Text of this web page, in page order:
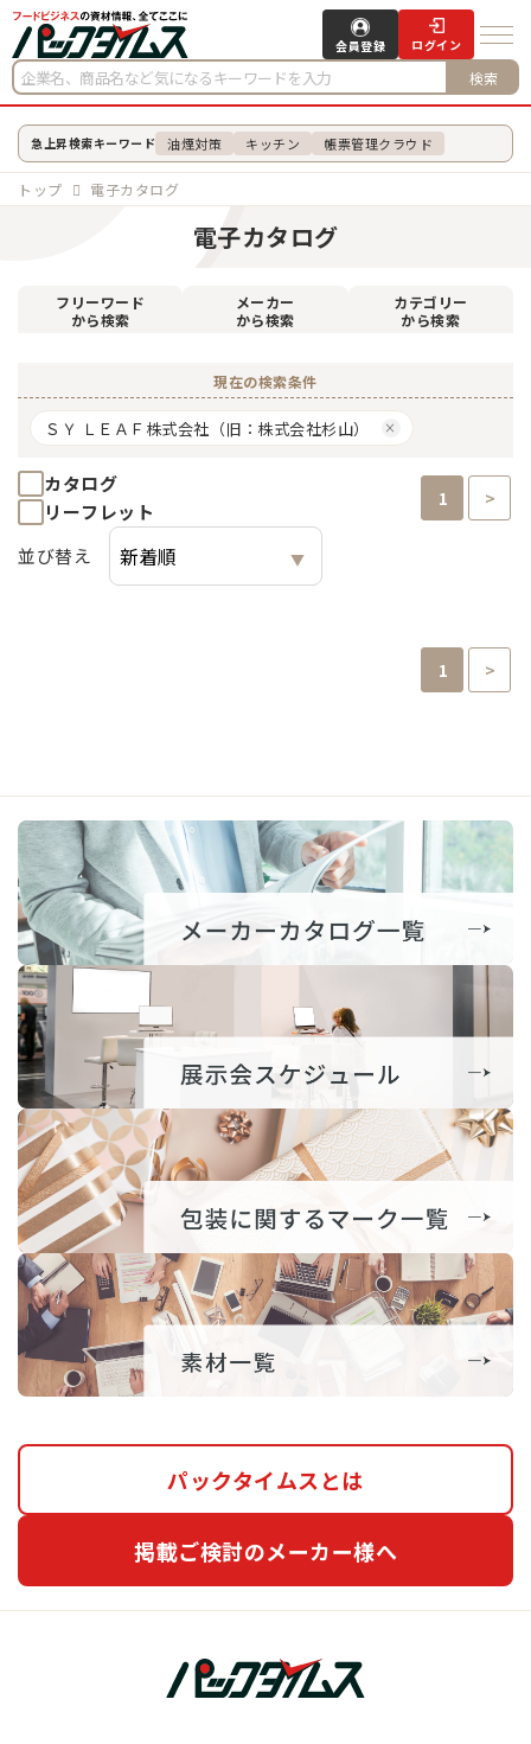
検索
会員登録 ログイン
急上昇検索キーワード 油煙対策 キッチン 帳票管理クラウド
トップ 電子カタログ
電子カタログ
フリーワード
から検索
メーカー
から検索
カテゴリー
から検索
現在の検索条件
ＳＹ ＬＥＡＦ株式会社（旧：株式会社杉山）
カタログ
リーフレット
1 >
並び替え
1 >
パックタイムスとは
掲載ご検討のメーカー様へ